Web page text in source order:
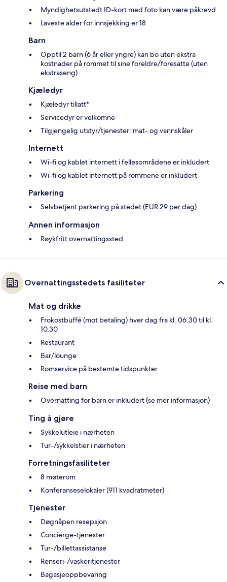
Myndighetsutstedt ID-kort med foto kan være påkrevd
Laveste alder for innsjekking er 18
Barn
Opptil 2 barn (6 år eller yngre) kan bo uten ekstra
kostnader på rommet til sine foreldre/foresatte (uten
ekstraseng)
Kjæledyr
Kjæledyr tillatt*
Servicedyr er velkomne
Tilgjengelig utstyr/tjenester: mat- og vannskåler
Internett
Wi-fi og kablet internett i fellesområdene er inkludert
Wi-fi og kablet internett på rommene er inkludert
Parkering
Selvbetjent parkering på stedet (EUR 29 per dag)
Annen informasjon
Røykfritt overnattingssted
Overnattingsstedets fasiliteter
Mat og drikke
Frokostbuffé (mot betaling) hver dag fra kl. 06.30 til kl.
10.30
Restaurant
Bar/lounge
Romservice på bestemte tidspunkter
Reise med barn
Overnatting for barn er inkludert (se mer informasjon)
Ting å gjøre
Sykkelutleie i nærheten
Tur-/sykkelstier i nærheten
Forretningsfasiliteter
8 møterom
Konferanseselokaler (911 kvadratmeter)
Tjenester
Døgnåpen resepsjon
Concierge-tjenester
Tur-/billettassistanse
Renseri-/vaskeritjenester
Bagasjeoppbevaring